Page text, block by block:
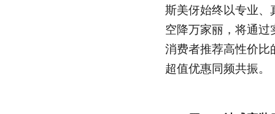
斯美伢始终以专业、
空降万家丽，将通
消费者推荐高性价比
超值优惠同频共振。